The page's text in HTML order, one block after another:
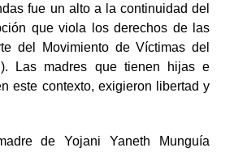
fue un alto a la continuidad del
que viola los derechos de las
del Movimiento de Víctimas del
Las madres que tienen hijas e
este contexto, exigieron libertad y
de Yojani Yaneth Munguía